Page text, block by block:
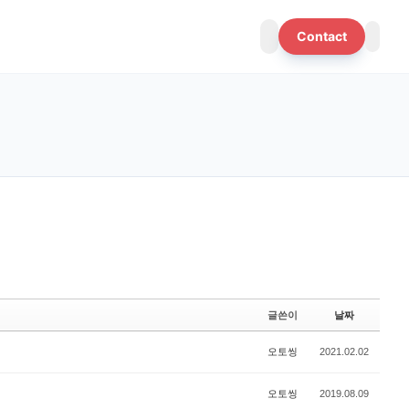
Contact
글쓴이 날짜
오토씽 2021.02.02
오토씽 2019.08.09